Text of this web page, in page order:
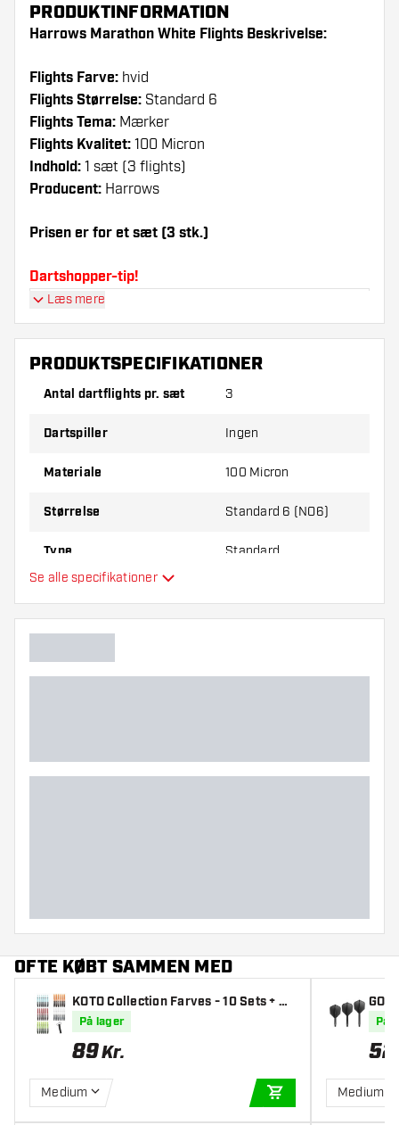
PRODUKTINFORMATION
Harrows Marathon White Flights Beskrivelse:
Flights Farve: hvid
Flights Størrelse: Standard 6
Flights Tema: Mærker
Flights Kvalitet: 100 Micron
Indhold: 1 sæt (3 flights)
Producent: Harrows
Prisen er for et sæt (3 stk.)
Dartshopper-tip!
på lager. Disse kan blive beskadiget eller
knækket ved brug.
anden tykkelse på flights for at finde ud af,
Læs mere
PRODUKTSPECIFIKATIONER
Antal dartflights pr. sæt 3
Dartspiller Ingen
Materiale 100 Micron
Størrelse Standard 6 (NO6)
Type Standard
Hovedfarve
Se alle specifikationer
OFTE KØBT SAMMEN MED
KOTO Collection Farves - 10 Sets + Re
mover Skafter
På lager
89Kr.
Medium
TILFØJ TIL KURV
På
52
Medium